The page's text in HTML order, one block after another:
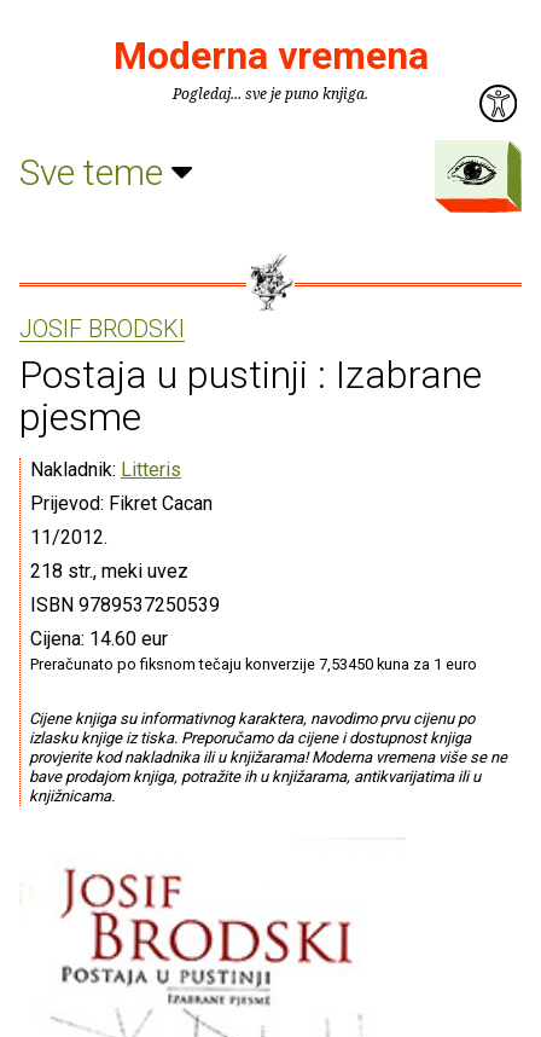
Moderna vremena
Pogledaj... sve je puno knjiga.
Sve teme
JOSIF BRODSKI
Postaja u pustinji : Izabrane
pjesme
Nakladnik: Litteris
Prijevod: Fikret Cacan
11/2012.
218 str., meki uvez
ISBN 9789537250539
Cijena: 14.60 eur
Preračunato po fiksnom tečaju konverzije 7,53450 kuna za 1 euro
Cijene knjiga su informativnog karaktera, navodimo prvu cijenu po
izlasku knjige iz tiska. Preporučamo da cijene i dostupnost knjiga
provjerite kod nakladnika ili u knjižarama! Moderna vremena više se ne
bave prodajom knjiga, potražite ih u knjižarama, antikvarijatima ili u
knjižnicama.